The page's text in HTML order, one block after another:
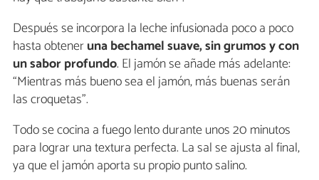
Después se incorpora la leche infusionada poco a poco
hasta obteneruna bechamel suave, sin grumos y con
un sabor profundo. El jamón se añade más adelante:
“Mientras más bueno sea el jamón, más buenas serán
las croquetas”.
Todo se cocina a fuego lento durante unos 20 minutos
para lograr una textura perfecta. La sal se ajusta al final,
ya que el jamón aporta su propio punto salino.